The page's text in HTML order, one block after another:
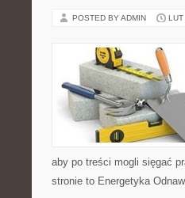
POSTED BY ADMIN
aby po treści mogli sięgać
stronie to Energetyka